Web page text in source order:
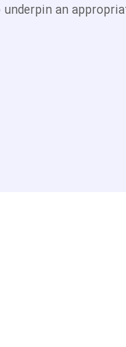
an